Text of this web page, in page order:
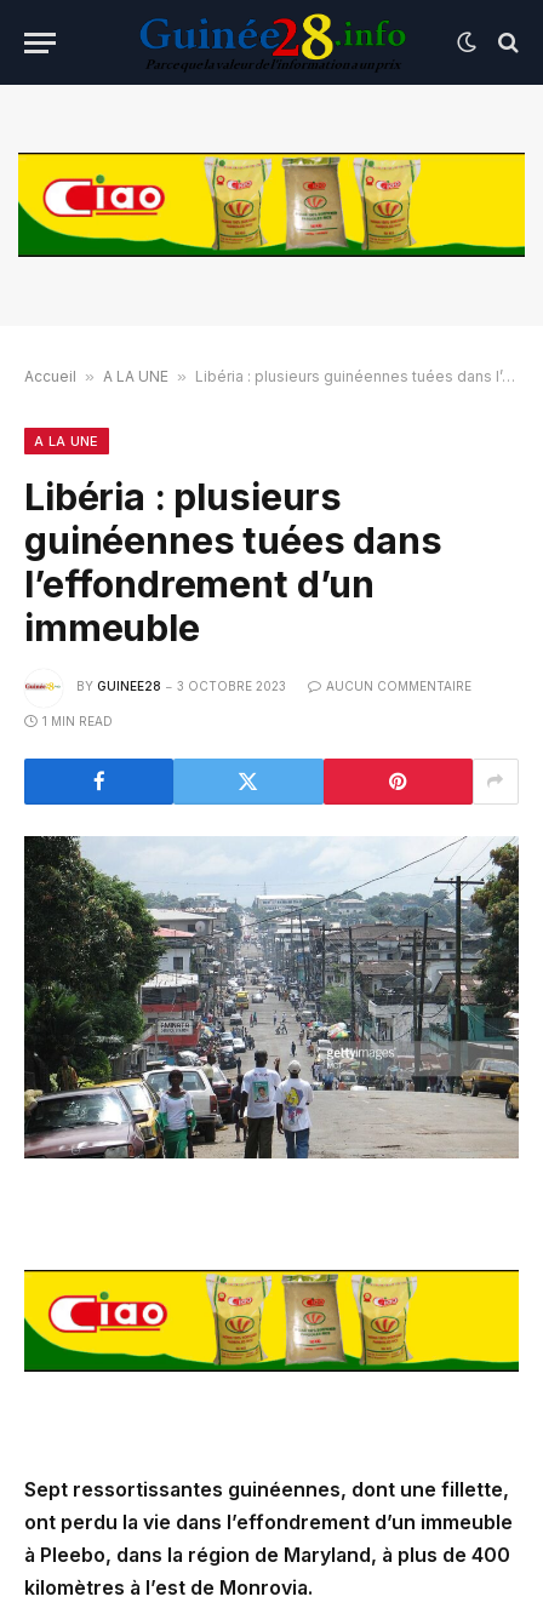
Accueil » A LA UNE » Libéria : plusieurs guinéennes tuées dans l’effondrement d’un immeuble
A LA UNE
Libéria : plusieurs
guinéennes tuées dans
l’effondrement d’un
immeuble
BY GUINEE28 3 OCTOBRE 2023 AUCUN COMMENTAIRE
1 MIN READ
Sept ressortissantes guinéennes, dont une fillette,
ont perdu la vie dans l’effondrement d’un immeuble
à Pleebo, dans la région de Maryland, à plus de 400
kilomètres à l’est de Monrovia.